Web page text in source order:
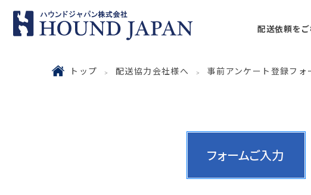
配送依頼を
トップ 配送協力会社様へ 事前アンケート登録フォ